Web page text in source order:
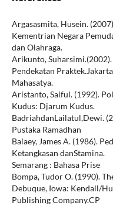
Argasasmita, Husein.
Kementrian Negara
dan Olahraga.
Arikunto,
Pendekatan
Mahasatya.
Aristanto, Saiful. (1992).
Kudus: Djarum Kudus.
BadriahdanLailatul,Dewi.
Pustaka Ramadhan
Balaey, James A. (1986).
Ketangkasan danStamina.
Semarang : Bahasa Prise
Bompa, Tudor O. (1990).
Debuque, Iowa: Kendall/
Publishing Company.CP